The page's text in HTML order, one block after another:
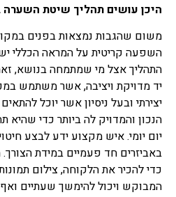
היכן עושים תהליך שיטת השערה
משום שהגבות נמצאות בפנים
השפעה קריטית על המראה הכללי
התהליך אצל מי שמתמחה בנושא,
יד מדויקת ויציבה, אשר משתמש
יצירתי ובעל ניסיון אשר יוכל
הנכון והמדויק לה ביותר כדי
יום יומי. איש מקצוע ידע לבצע
באביזרים חד פעמיים במידת
כדי להכיר את הלקוחה, צילום
המבוקש ויכול להימשך שעתיים ואף